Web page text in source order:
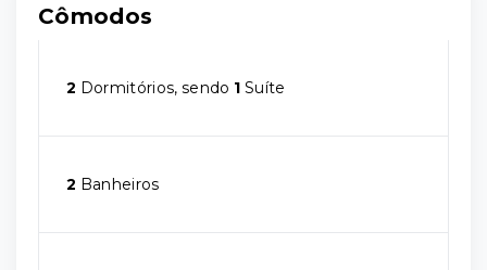
Cômodos
2 Dormitórios, sendo 1 Suíte
2 Banheiros